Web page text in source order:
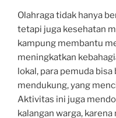
Olahraga tidak hanya
tetapi juga kesehatan
kampung membantu
meningkatkan
lokal, para pemuda
mendukung, yang
Aktivitas ini juga
kalangan warga,